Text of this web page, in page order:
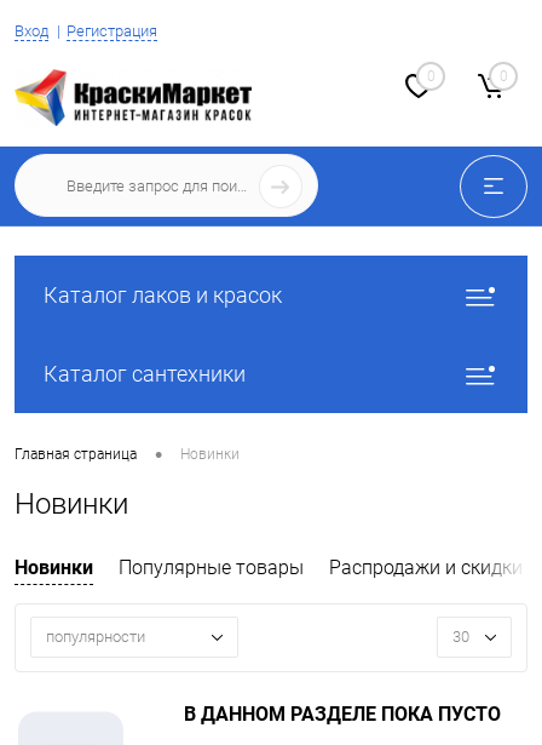
Вход Регистрация
0 0
Каталог лаков и красок
Каталог сантехники
Главная страница • Новинки
Новинки
Новинки Популярные товары Распродажи и скидки
популярности 30
В ДАННОМ РАЗДЕЛЕ ПОКА ПУСТО